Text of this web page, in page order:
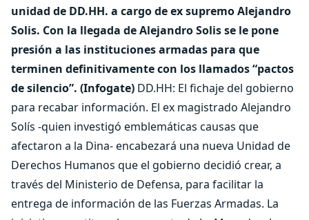
unidad de DD.HH. a cargo de ex supremo Alejandro
Solis. Con la llegada de Alejandro Solis se le pone
presión a las instituciones armadas para que
terminen definitivamente con los llamados “pactos
de silencio”. (Infogate) DD.HH: El fichaje del gobierno
para recabar información. El ex magistrado Alejandro
Solís -quien investigó emblemáticas causas que
afectaron a la Dina- encabezará una nueva Unidad de
Derechos Humanos que el gobierno decidió crear, a
través del Ministerio de Defensa, para facilitar la
entrega de información de las Fuerzas Armadas. La